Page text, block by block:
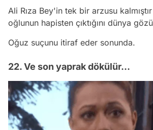
Ali Rıza Bey'in tek bir arzusu
oğlunun hapisten çıktığını dünya
Oğuz suçunu itiraf eder sonunda.
22. Ve son yaprak dökülür...